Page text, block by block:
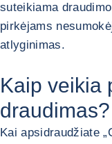
suteikiama
pirkėjams
atlyginimas.
Kaip veikia
draudimas?
Kai apsidraudžiate